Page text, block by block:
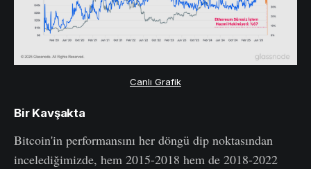
Canlı Grafik
Bir Kavşakta
Bitcoin'in performansını her döngü dip noktasından
incelediğimizde, hem 2015-2018 hem de 2018-2022